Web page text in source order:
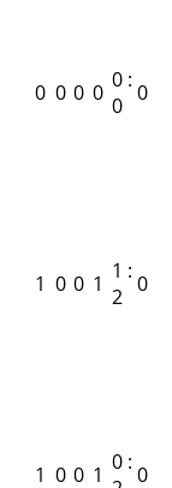
0 0 0 0 0 :
0 0
1 0 0 1 1 :
2 0
1 0 0 1 0 : 0